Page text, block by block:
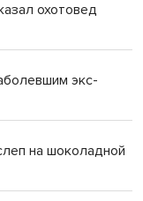
охотовед
экс-
на шоколадной